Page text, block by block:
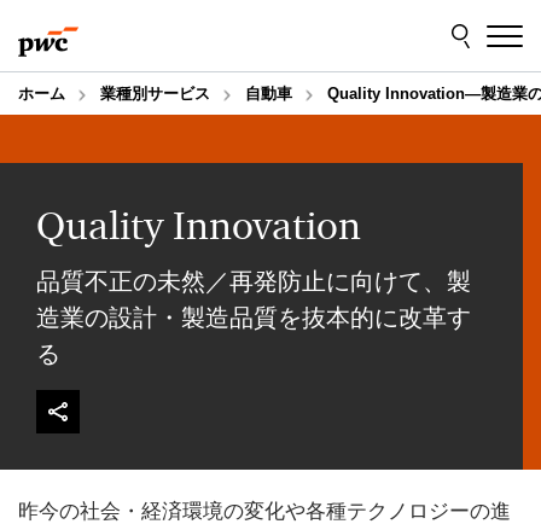
to
content
to
footer
ホーム 業種別サービス 自動車 Quality Innovation―製造業の
Quality Innovation
品質不正の未然／再発防止に向けて、製
造業の設計・製造品質を抜本的に改革す
る
昨今の社会・経済環境の変化や各種テクノロジーの進